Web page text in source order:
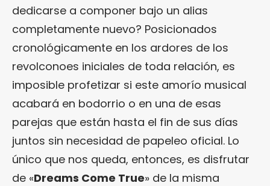
dedicarse a componer bajo un alias
completamente nuevo? Posicionados
cronológicamente en los ardores de los
revolconoes iniciales de toda relación, es
imposible profetizar si este amorío musical
acabará en bodorrio o en una de esas
parejas que están hasta el fin de sus días
juntos sin necesidad de papeleo oficial. Lo
único que nos queda, entonces, es disfrutar
de «Dreams Come True» de la misma